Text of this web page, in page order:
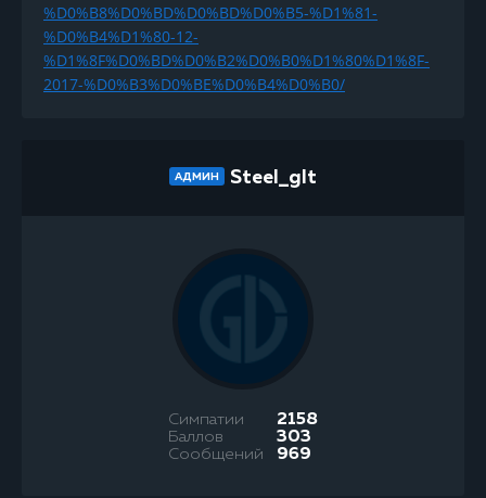
%D0%B8%D0%BD%D0%BD%D0%B5-%D1%81-
%D0%B4%D1%80-12-
%D1%8F%D0%BD%D0%B2%D0%B0%D1%80%D1%8F-
2017-%D0%B3%D0%BE%D0%B4%D0%B0/
АДМИН Steel_glt
Симпатии 2158
Баллов 303
Сообщений 969